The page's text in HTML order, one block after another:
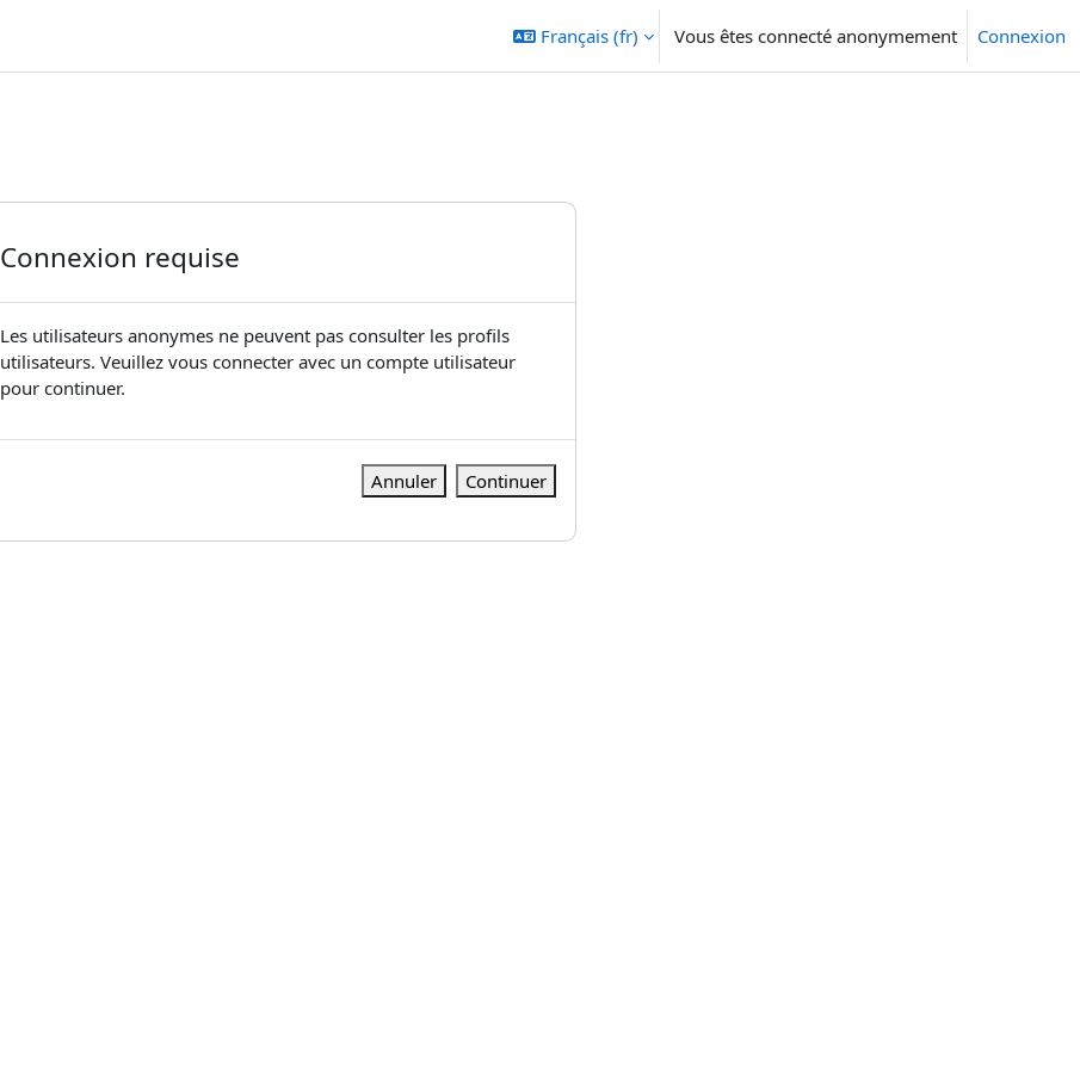
Français ‎(fr)‎ Vous êtes connecté anonymement Connexion
Connexion requise
Les utilisateurs anonymes ne peuvent pas consulter les profils
utilisateurs. Veuillez vous connecter avec un compte utilisateur
pour continuer.
Annuler Continuer